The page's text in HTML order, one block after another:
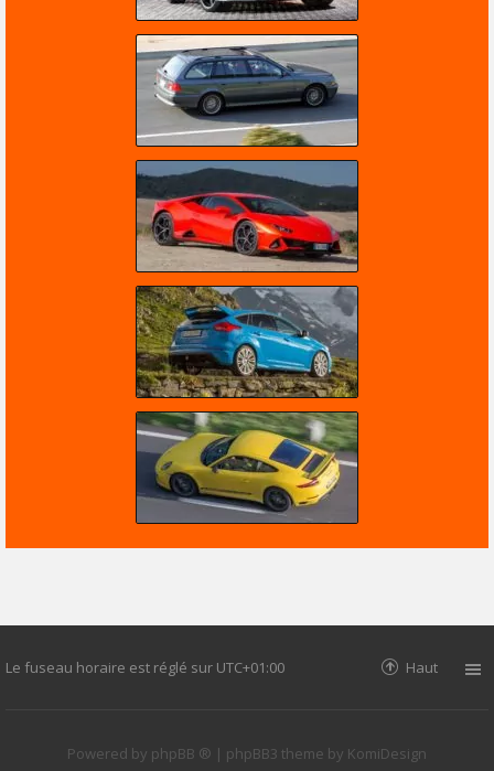
Le fuseau horaire est réglé sur UTC+01:00 Haut
Powered by phpBB ® | phpBB3 theme by KomiDesign